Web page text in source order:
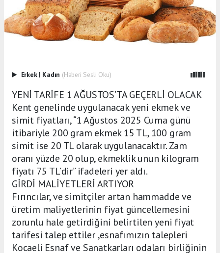
Erkek | Kadın (Haberi Sesli Oku)
YENİ TARİFE 1 AĞUSTOS’TA GEÇERLİ OLACAK
Kent genelinde uygulanacak yeni ekmek ve
simit fiyatları, “1 Ağustos 2025 Cuma günü
itibariyle 200 gram ekmek 15 TL, 100 gram
simit ise 20 TL olarak uygulanacaktır. Zam
oranı yüzde 20 olup, ekmeklik unun kilogram
fiyatı 75 TL’dir” ifadeleri yer aldı.
GİRDİ MALİYETLERİ ARTIYOR
Fırıncılar, ve simitçiler artan hammadde ve
üretim maliyetlerinin fiyat güncellemesini
zorunlu hale getirdiğini belirtilen yeni fiyat
tarifesi talep ettiler ,esnafımızın talepleri
Kocaeli Esnaf ve Sanatkarları odaları birliğinin